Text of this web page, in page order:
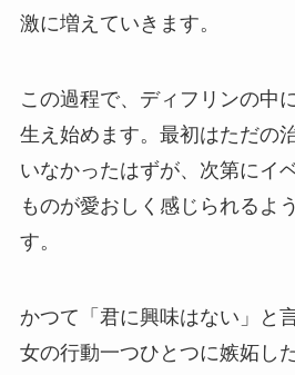
激に増えていきます。
この過程で、ディフリンの中
生え始めます。最初はただの
いなかったはずが、次第にイ
ものが愛おしく感じられるよ
す。
かつて「君に興味はない」と
女の行動一つひとつに嫉妬し